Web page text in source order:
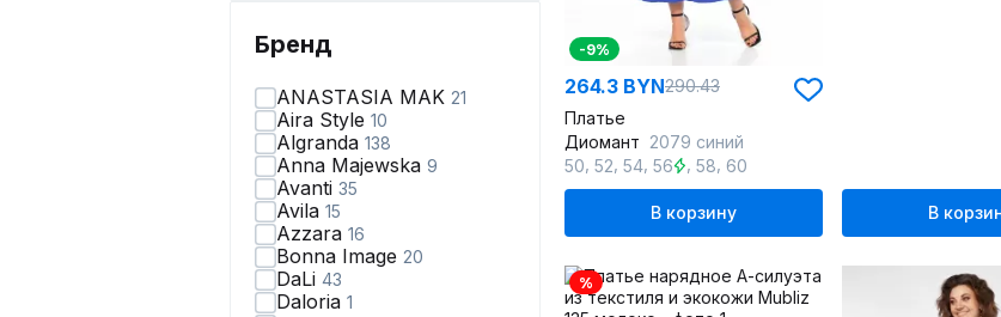
Бренд
ANASTASIA MAK 21
Aira Style 10
Algranda 138
Anna Majewska 9
Avanti 35
Avila 15
Azzara 16
Bonna Image 20
DaLi 43
Daloria 1
-9%
264.3 BYN290.43
Платье
Диомант 2079 синий
50 52 54 56 ,58 60
В корзину В
%